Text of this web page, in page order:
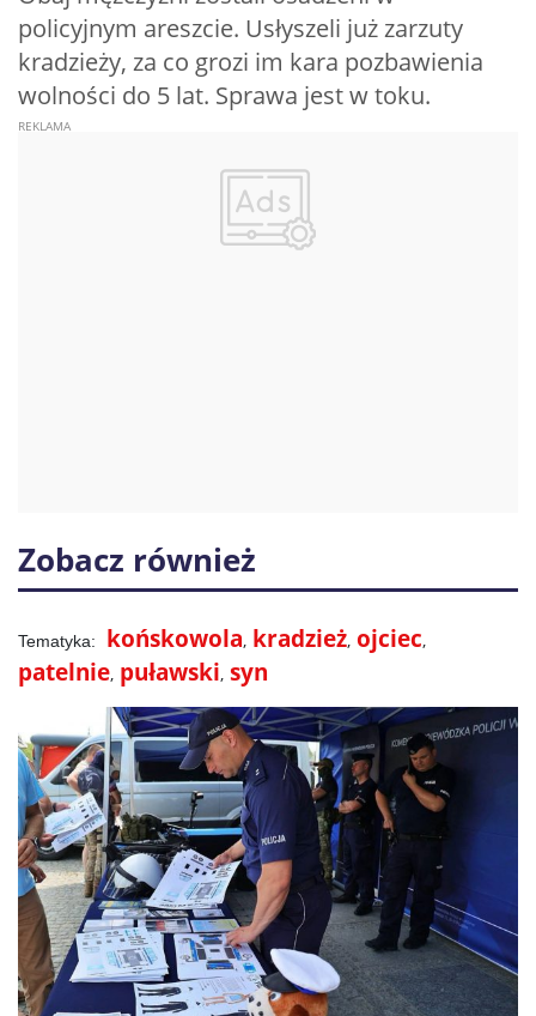
policyjnym areszcie. Usłyszeli już zarzuty
kradzieży, za co grozi im kara pozbawienia
wolności do 5 lat. Sprawa jest w toku.
Zobacz również
końskowola kradzież ojciec
patelnie puławski syn